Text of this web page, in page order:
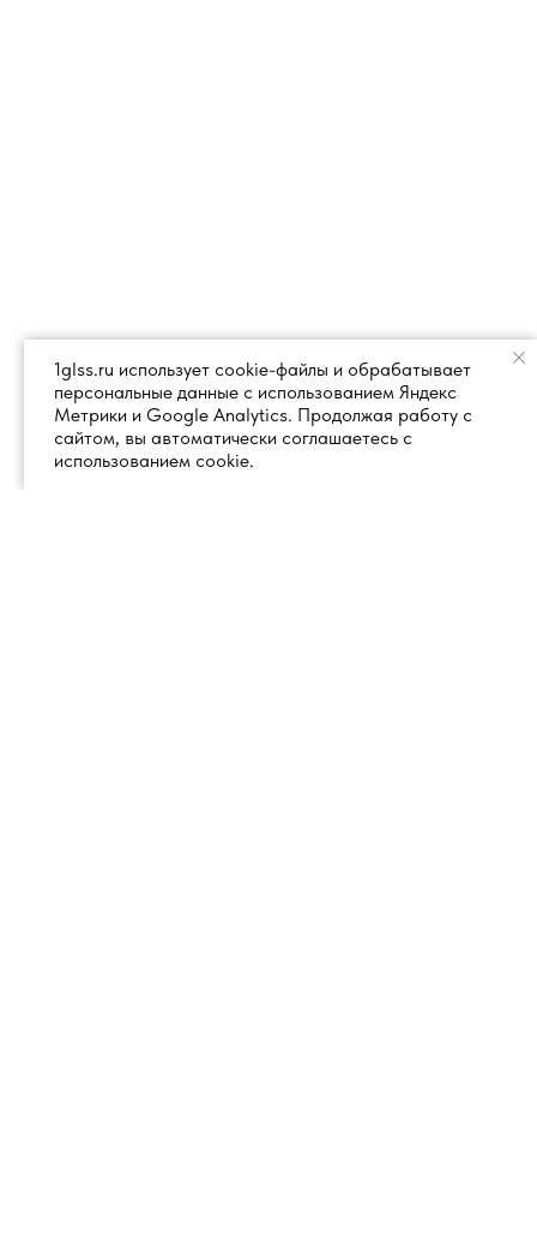
1glss.ru использует cookie-файлы и обрабатывает
персональные данные с использованием Яндекс
Метрики и Google Analytics. Продолжая работу с
сайтом, вы автоматически соглашаетесь с
использованием cookie.